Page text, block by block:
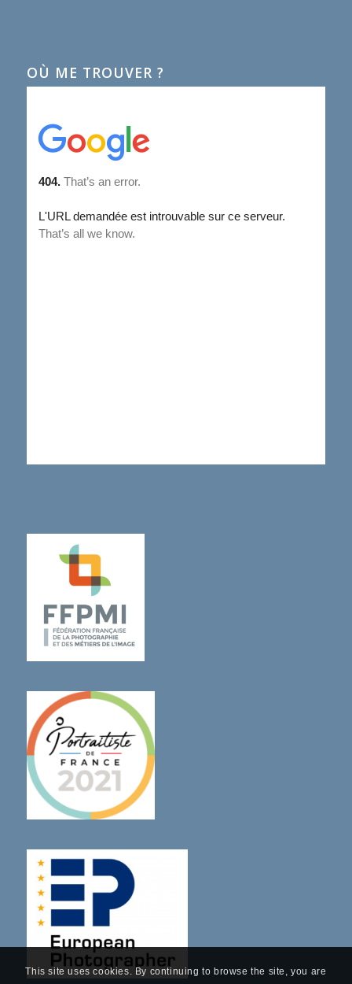
OÙ ME TROUVER ?
This site uses cookies. By continuing to browse the site, you are